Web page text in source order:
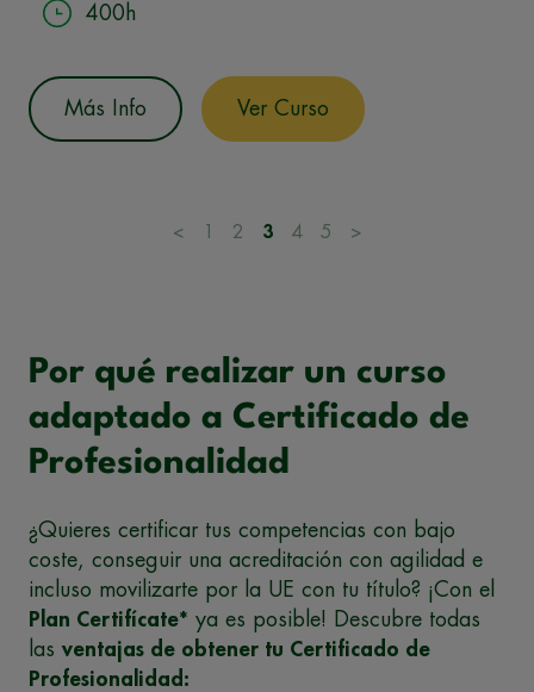
400h
Más Info Ver Curso
< 2 3 4 5 >
Por qué realizar un curso
adaptado a Certificado de
Profesionalidad
¿Quieres certificar tus competencias con bajo
coste, conseguir una acreditación con agilidad e
incluso movilizarte por la UE con tu título? ¡Con el
Plan Certifícate* ya es posible! Descubre todas
las ventajas de obtener tu Certificado de
Profesionalidad: